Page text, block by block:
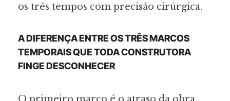
os três tempos com precisão cirúrgica.
A DIFERENÇA ENTRE OS TRÊS MARCOS
TEMPORAIS QUE TODA CONSTRUTORA
FINGE DESCONHECER
O primeiro marco é o atraso da obra.